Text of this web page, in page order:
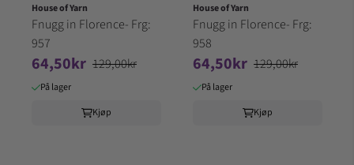
House of Yarn
Fnugg in Florence- Frg:
957
64,50kr 129,00kr
På lager
Kjøp
House of Yarn
Fnugg in Florence- Frg:
958
64,50kr 129,00kr
På lager
Kjøp